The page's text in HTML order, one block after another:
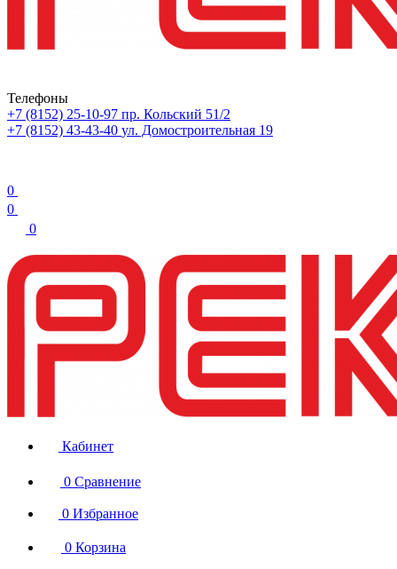
Телефоны
+7 (8152) 25-10-97 пр. Кольский 51/2
+7 (8152) 43-43-40 ул. Домостроительная 19
0
0
0
Кабинет
0 Сравнение
0 Избранное
0 Корзина